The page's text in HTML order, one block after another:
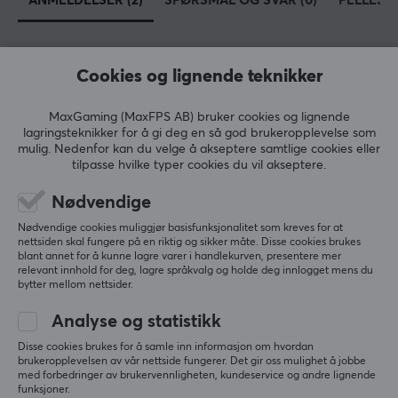
OM VAREMERKET
Illinois, USA, og ble grunnlagt i 1925. Navnet var først
radiokomponenter før radioen ble et vanlig
husholdningsapparat.
I dag har de et bredt sortiment innen kategorier som
hodetelefoner og digital signalbehandling. Shure er et
selskap bygget av ingeniører, men også av artister,
høyttalere og fans, som vet hva som står på spill når
SPESIFIKASJONER
DIMENSJON & VEKT
Basert på 2 vurderinger
5
3
0%
2
0%
1
0%
SKRIV ANMELDELSE
Relevans
Alle anmeldelser
Chris Louis S
Verifisert kjøper
Level 16
Mindful Wizard
PC
Cookies og lignende teknikker
MaxGaming (MaxFPS AB) bruker cookies og lignende
lagringsteknikker for å gi deg en så god brukeropplevelse som
mulig. Nedenfor kan du velge å akseptere samtlige cookies eller
tilpasse hvilke typer cookies du vil akseptere.
Nødvendige
Nødvendige cookies muliggjør basisfunksjonalitet som kreves for at
nettsiden skal fungere på en riktig og sikker måte. Disse cookies brukes
blant annet for å kunne lagre varer i handlekurven, presentere mer
relevant innhold for deg, lagre språkvalg og holde deg innlogget mens du
bytter mellom nettsider.
Analyse og statistikk
Disse cookies brukes for å samle inn informasjon om hvordan
brukeropplevelsen av vår nettside fungerer. Det gir oss mulighet å jobbe
med forbedringer av brukervennligheten, kundeservice og andre lignende
funksjoner.